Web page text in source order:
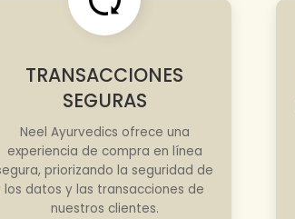
TRANSACCIONES
SEGURAS
Neel Ayurvedics ofrece una
experiencia de compra en línea
priorizando la seguridad de
los datos y las transacciones de
nuestros clientes.